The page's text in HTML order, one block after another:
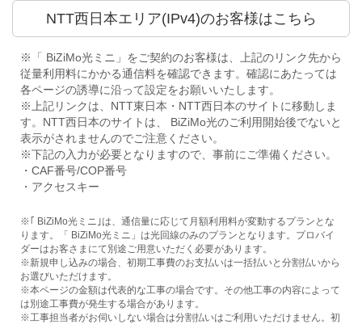
NTT西日本エリア(IPv4)のお客様はこちら
※「 BiZiMo光ミニ」をご契約のお客様は、上記のリンク先から
従量利用料にかかる通信料を確認できます。確認にあたっては
各ページの誘導に沿って設定をお願いいたします。
※上記リンクは、NTT東日本・NTT西日本のサイトに移動しま
す。NTT西日本のサイトは、 BiZiMo光のご利用開始後でないと
表示がされませんのでご注意ください。
※下記の入力が必要となりますので、事前にご準備ください。
・CAF番号/COP番号
・アクセスキー
※｢ BiZiMo光ミニ｣は、通信量に応じて月額利用料が変動するプランとな
ります。「 BiZiMo光ミニ」は光回線のみのプランとなります。プロバイ
ダーはお客さまにて別途ご用意いただく必要があります。
※新規申し込みの場合、初期工事費のお支払いは一括払いと分割払いから
お選びいただけます。
※本ページの金額は代表的な工事の場合です。その他工事の内容によって
は別途工事費が発生する場合があります。
※工事担当者がお伺いしない場合は分割払いはご利用いただけません。初